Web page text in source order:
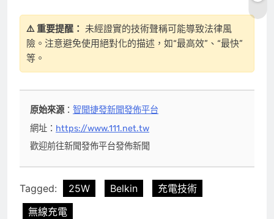
⚠️ 重要提醒： 未經證實的技術聲稱可能導致法律風
險。注意避免使用絕對化的描述，如“最高效”、“最快”
等。
原始來源：智聞捷發新聞發佈平台
網址： https://www.111.net.tw
歡迎前往新聞發佈平台發佈新聞
Tagged: 25W Belkin
充電技術
無線充電